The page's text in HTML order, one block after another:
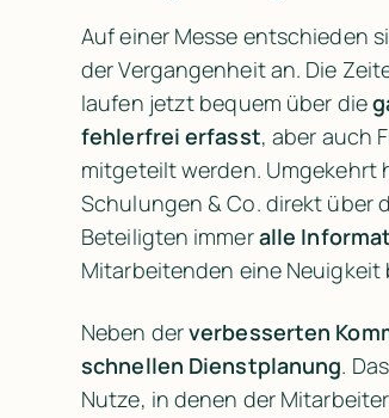
Auf einer Messe entschieden
der Vergangenheit an. Die
laufen jetzt bequem über die
fehlerfrei erfasst, aber auch
mitgeteilt werden. Umgekehrt
Schulungen & Co. direkt über
Beteiligten immer alle
Mitarbeitenden eine
Neben der verbesserten
schnellen Dienstplanung.
Nutze, in denen der